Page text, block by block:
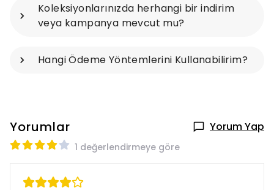
Koleksiyonlarınızda herhangi bir indirim
veya kampanya mevcut mu?
Hangi Ödeme Yöntemlerini Kullanabilirim?
Yorumlar Yorum Yap
1 değerlendirmeye göre